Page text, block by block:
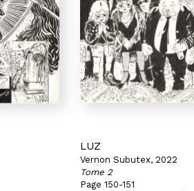
LUZ
Vernon Subutex, 2022
Tome 2
Page 150-151